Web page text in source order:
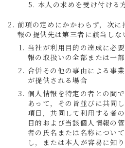
本人の求めを受け付ける
前項の定めにかかわらず，次
報の提供先は第三者に該当しな
当社が利用目的の達成に必
報の取扱いの全部または一
合併その他の事由による事
が提供される場合
個人情報を特定の者との間
あって，その旨並びに共同
項目，共同して利用する者
目的および当該個人情報の
者の氏名または名称につい
し，または本人が容易に知